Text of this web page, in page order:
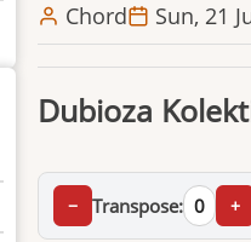
Chord Sun, 21
Dubioza
− Transpose: 0 +